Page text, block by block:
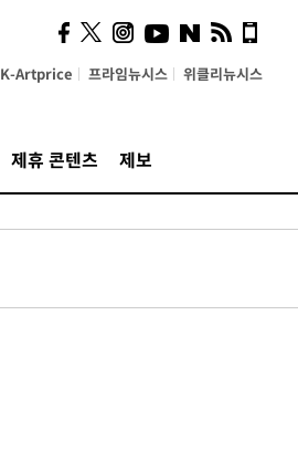
K-Artprice 프라임뉴시스 위클리뉴시스
제휴 콘텐츠 제보